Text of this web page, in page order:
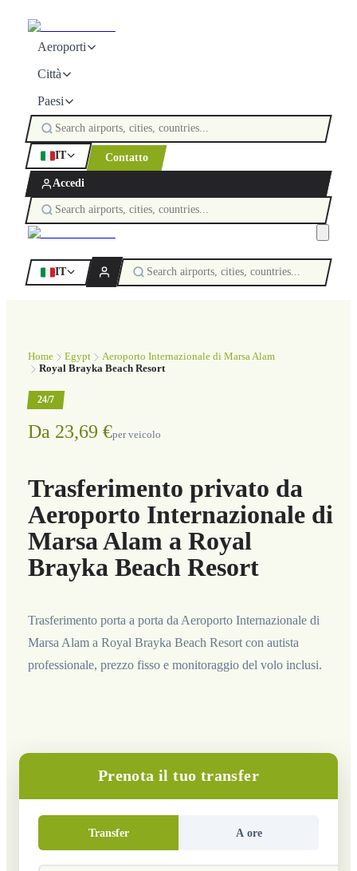
Aeroporti
Città
Paesi
IT Contatto
Accedi
IT
Home Egypt
Aeroporto Internazionale di Marsa Alam
Royal Brayka Beach Resort
24/7
Da 23,69 €per veicolo
Trasferimento privato da
Aeroporto Internazionale di
Marsa Alam a Royal
Brayka Beach Resort
Trasferimento porta a porta da Aeroporto Internazionale di
Marsa Alam a Royal Brayka Beach Resort con autista
professionale, prezzo fisso e monitoraggio del volo inclusi.
Prenota il tuo transfer
Transfer A ore